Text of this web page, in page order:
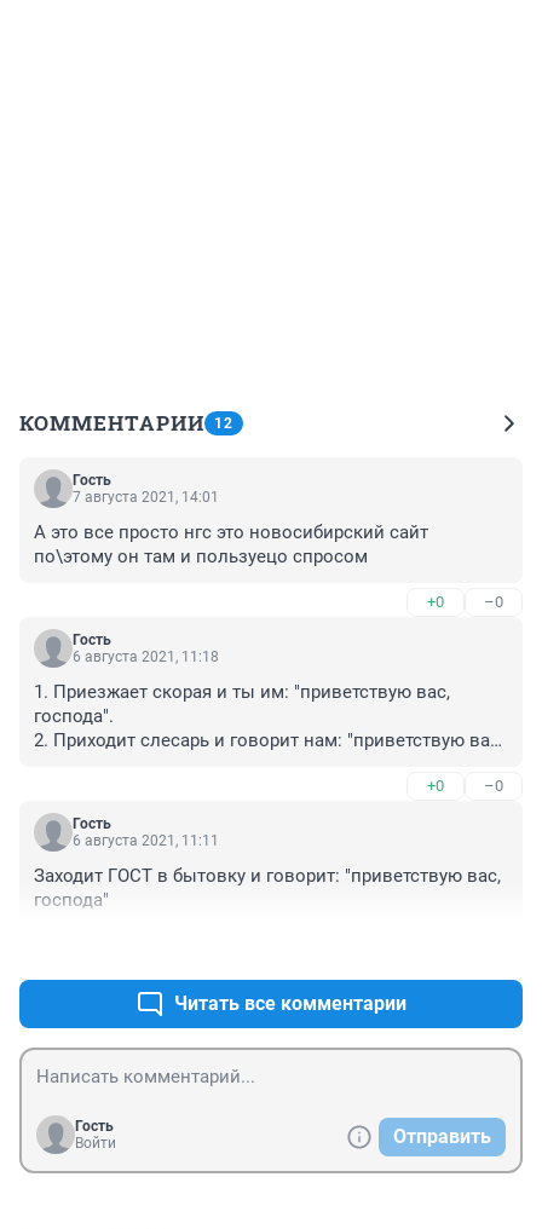
КОММЕНТАРИИ 12
Гость
7 августа 2021, 14:01
А это все просто нгс это новосибирский сайт
по\этому он там и пользуецо спросом
+0 –0
Гость
6 августа 2021, 11:18
1. Приезжает скорая и ты им: "приветствую вас,
господа".
2. Приходит слесарь и говорит нам: "приветствую вас,
3. Пенсионерам у подъезда: а "приветствую вас,
господа"
4. а "приветствую вас, господа, к кому мне обратиться
Простое "Добрый день", "Здравствуйте" - тепер
моветон что-ли? И осталось безграмотное "Привет
+0 –0
Гость
6 августа 2021, 11:11
Заходит ГОСТ в бытовку и говорит: "приветствую вас,
господа"
Читать все комментарии
Гость
Войти
Отправить